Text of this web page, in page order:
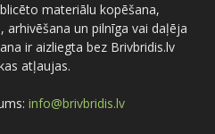
materiālu kopēšana,
arhivēšana un pilnīga vai daļēja
ir aizliegta bez Brivbridis.lv
atļaujas.
info@brivbridis.lv